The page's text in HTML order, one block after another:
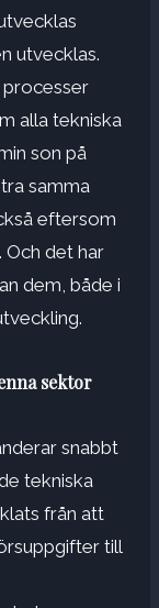
utvecklas.
alla tekniska
son på
samma
eftersom
Och det har
dem, både i
sektor
snabbt
tekniska
från att
till